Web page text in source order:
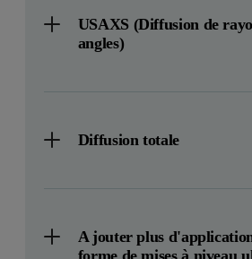
USAXS (Diffusion de
angles)
Diffusion totale
A jouter plus